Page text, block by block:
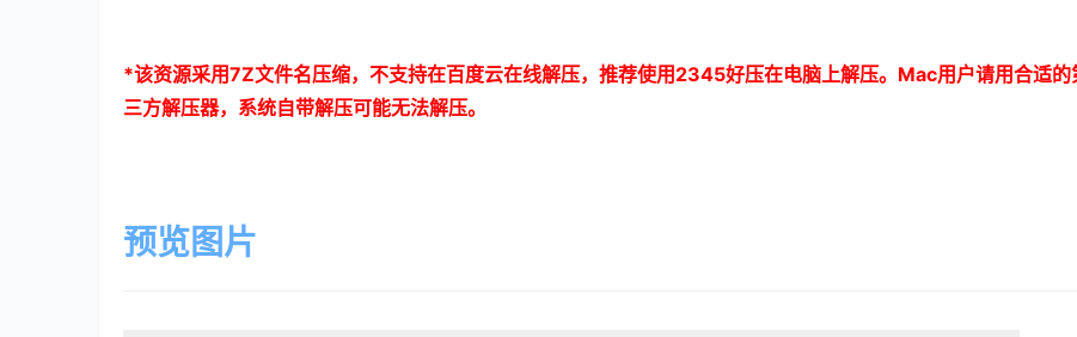
*该资源采用7Z文件名压缩，不支持在百度云在线解压，推荐使用 2345好压在电脑上解压。 Mac用户请用合适的
三方解压器，系统自带解压可能无法解压。
预览图片